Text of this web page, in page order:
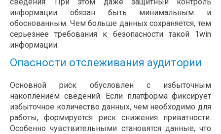
информации обязан быть минимальным и
обоснованным. Чем больше данных сохраняется, тем
серьезнее требования к безопасности такой 1win
информации.
Опасности отслеживания аудитории
Основной риск обусловлен с избыточным
накоплением сведений. Если платформа фиксирует
избыточное количество данных, чем необходимо для
работы, формируется риск снижения приватности.
Особенно чувствительными становятся данные, что